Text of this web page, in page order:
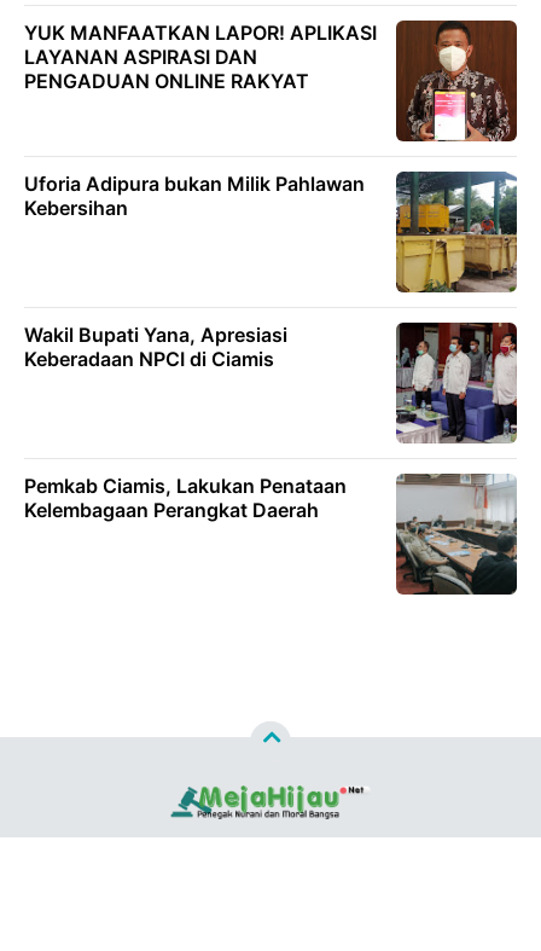
YUK MANFAATKAN LAPOR! APLIKASI
LAYANAN ASPIRASI DAN
PENGADUAN ONLINE RAKYAT
Uforia Adipura bukan Milik Pahlawan
Kebersihan
Wakil Bupati Yana, Apresiasi
Keberadaan NPCI di Ciamis
Pemkab Ciamis, Lakukan Penataan
Kelembagaan Perangkat Daerah
Copyright ©2026MEJAHIJAU.NET™